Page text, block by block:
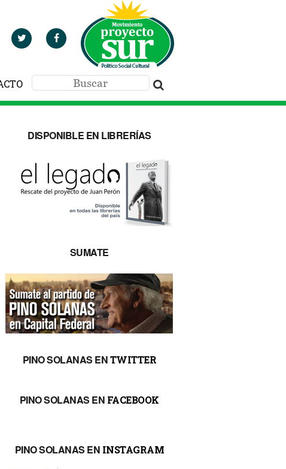
DISPONIBLE EN LIBRERÍAS
SUMATE
PINO SOLANAS ENTWITTER
PINO SOLANAS EN FACEBOOK
PINO SOLANAS EN INSTAGRAM